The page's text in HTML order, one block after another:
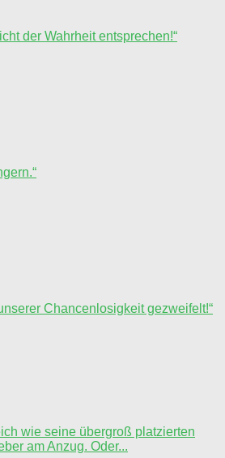
der Wahrheit entsprechen!“
Chancenlosigkeit gezweifelt!“
wie seine übergroß platzierten
am Anzug. Oder...